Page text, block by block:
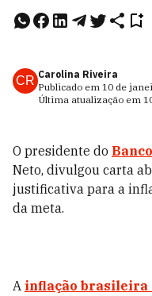
CR Carolina Riveira
Publicado em 10 de
Última atualização em
O presidente do
Neto, divulgou carta
justificativa para a
da meta.
A inflação brasileira